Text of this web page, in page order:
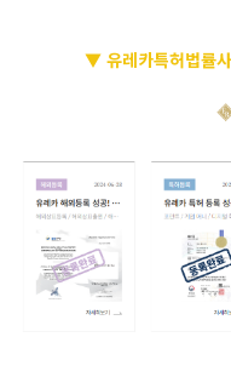
▼ 유레카특허법률